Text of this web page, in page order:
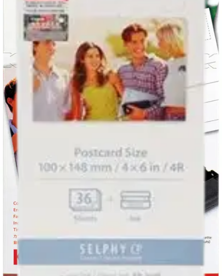
Asiakasomistajahinta
Hinta ilman S-Etukorttia:
Verkkokaupan hinta
Valitse toimitustapa
Nouto myymälästä
Ilmainen
Siirry valitsemaan myymälä
Toimitus
Kotiin tai noutopisteeseen
Alk. 0 €
Ilmainen toimitus yli 100 €:n tilauksille
Postin pakettiautomaattiin tai
palvelupisteeseen!
Etu ei koske Suuri‑lisäpalvelulla toimitettavia tuotteita.
Tarkista myymäläsaatavuus